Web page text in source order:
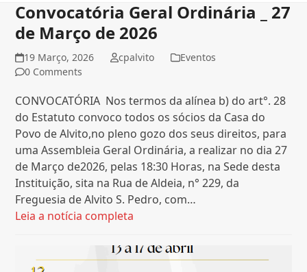
Convocatória Geral Ordinária _ 27
de Março de 2026
19 Março, 2026 cpalvito
Eventos
0 Comments
CONVOCATÓRIA Nos termos da alínea b) do art°. 28
do Estatuto convoco todos os sócios da Casa do
Povo de Alvito,no pleno gozo dos seus direitos, para
uma Assembleia Geral Ordinária, a realizar no dia 27
de Março de2026, pelas 18:30 Horas, na Sede desta
Instituição, sita na Rua de Aldeia, n° 229, da
Freguesia de Alvito S. Pedro, com…
Leia a notícia completa